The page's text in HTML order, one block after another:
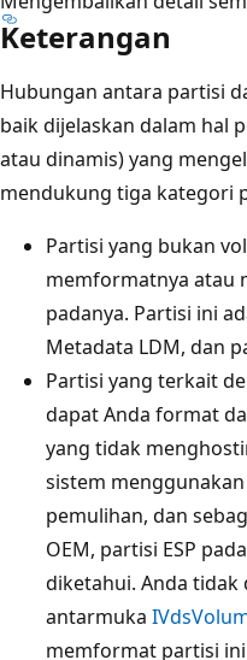
Keterangan
Hubungan antara partisi
baik dijelaskan dalam hal
atau dinamis) yang
mendukung tiga kategori
Partisi yang bukan
memformatnya atau
padanya. Partisi ini
Metadata LDM, dan
Partisi yang terkait
dapat Anda format
yang tidak
sistem
pemulihan, dan
OEM, partisi ESP
diketahui. Anda
antarmuka
memformat partisi